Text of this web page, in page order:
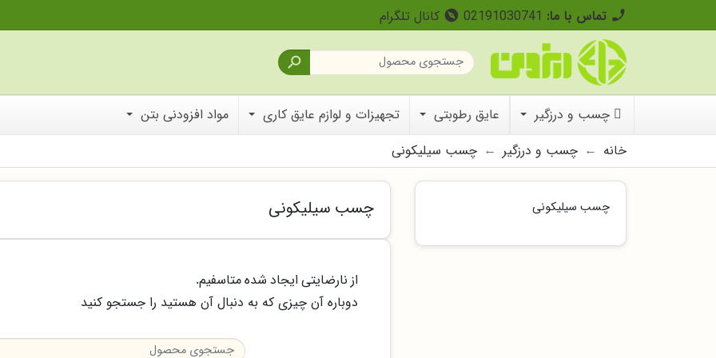
call تماس با ما: 02191030741
explore کانال تلگرام

چسب و درزگیر عایق رطوبتی تجهیزات و لوازم عایق کاری
مواد افزودنی بتن
خانه
چسب و درزگیر چسب سیلیکونی
چسب سیلیکونی چسب سیلیکونی
از نارضایتی ایجاد شده متاسفیم.
دوباره آن چیزی که به دنبال آن هستید را جستجو کنید